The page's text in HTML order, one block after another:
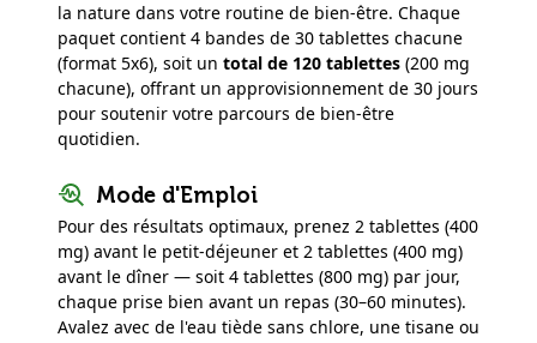
la nature dans votre routine de bien-être. Chaque
paquet contient 4 bandes de 30 tablettes chacune
(format 5x6), soit un total de 120 tablettes (200 mg
chacune), offrant un approvisionnement de 30 jours
pour soutenir votre parcours de bien-être
quotidien.
Mode d'Emploi
Pour des résultats optimaux, prenez 2 tablettes (400
mg) avant le petit-déjeuner et 2 tablettes (400 mg)
avant le dîner — soit 4 tablettes (800 mg) par jour,
chaque prise bien avant un repas (30–60 minutes).
Avalez avec de l'eau tiède sans chlore, une tisane ou